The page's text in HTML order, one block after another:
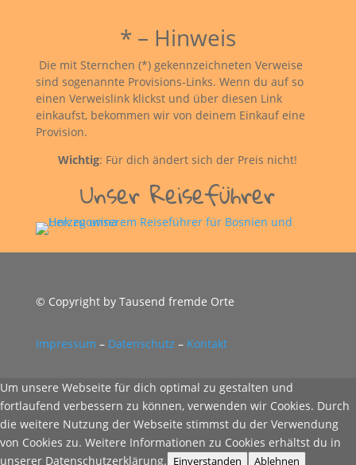
* – Hinweis
Die mit Sternchen (*) gekennzeichneten Verweise
sind sogenannte Provisions-Links. Wenn du auf so
einen Verweislink klickst und über diesen Link
einkaufst, bekommen wir von deinem Einkauf eine
Provision.
Wichtig: Für dich ändert sich der Preis nicht!
Unser Reiseführer
© Copyright by Tausend fremde Orte
Impressum – Datenschutz – Kontakt
Um unsere Webseite für dich optimal zu gestalten und
fortlaufend verbessern zu können, verwenden wir Cookies. Durch
die weitere Nutzung der Webseite stimmst du der Verwendung
von Cookies zu. Weitere Informationen zu Cookies erhältst du in
unserer Datenschutzerklärung. Einverstanden Ablehnen